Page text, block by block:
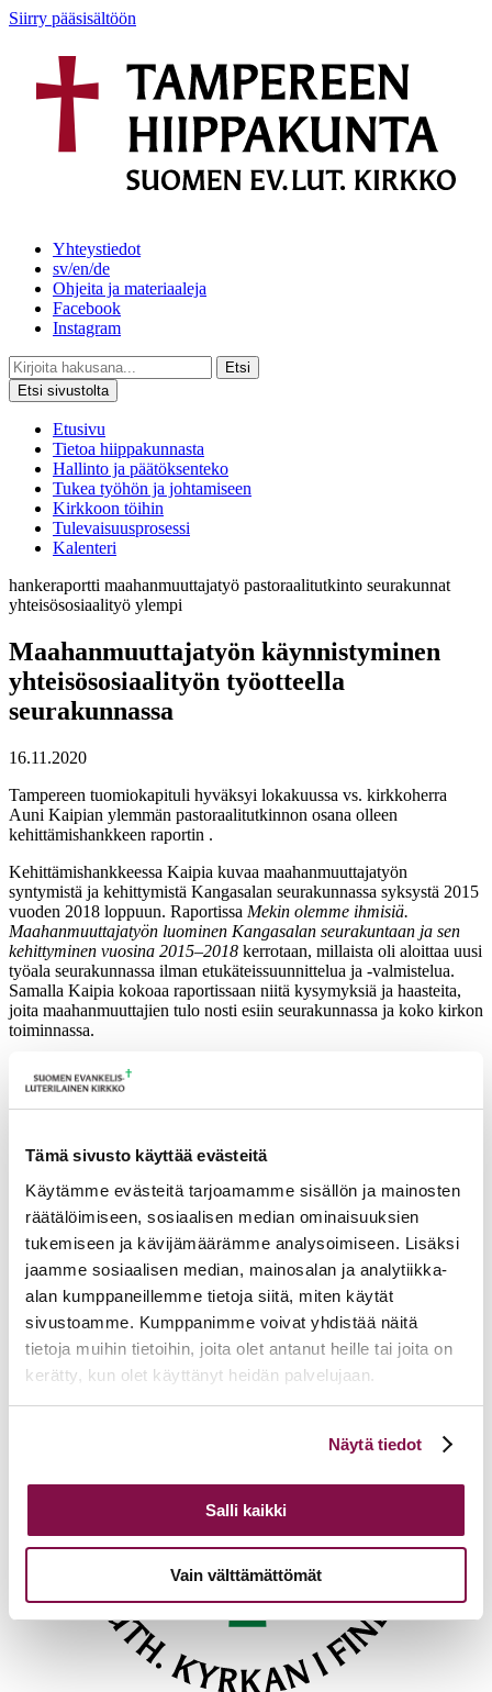
Tämä sivusto käyttää evästeitä
Käytämme evästeitä tarjoamamme sisällön ja mainosten
räätälöimiseen, sosiaalisen median ominaisuuksien
tukemiseen ja kävijämäärämme analysoimiseen. Lisäksi
jaamme sosiaalisen median, mainosalan ja analytiikka-
alan kumppaneillemme tietoja siitä, miten käytät
sivustoamme. Kumppanimme voivat yhdistää näitä
tietoja muihin tietoihin, joita olet antanut heille tai joita on
kerätty, kun olet käyttänyt heidän palvelujaan.
linkistä.
Näytä tiedot
Salli kaikki
Vain välttämättömät
Siirry pääsisältöön
Yhteystiedot
sv/en/de
Ohjeita ja materiaaleja
Facebook
Instagram
Etsi
Etsi sivustolta
Etusivu
Tietoa hiippakunnasta
Hallinto ja päätöksenteko
Tukea työhön ja johtamiseen
Kirkkoon töihin
Tulevaisuusprosessi
Kalenteri
hankeraportti maahanmuuttajatyö pastoraalitutkinto seurakunnat
yhteisösosiaalityö ylempi
Maahanmuuttajatyön käynnistyminen
yhteisösosiaalityön työotteella
seurakunnassa
16.11.2020
Tampereen tuomiokapituli hyväksyi lokakuussa vs. kirkkoherra
Auni Kaipian ylemmän pastoraalitutkinnon osana olleen
kehittämishankkeen raportin .
Kehittämishankkeessa Kaipia kuvaa maahanmuuttajatyön
syntymistä ja kehittymistä Kangasalan seurakunnassa syksystä 2015
vuoden 2018 loppuun. Raportissa Mekin olemme ihmisiä.
Maahanmuuttajatyön luominen Kangasalan seurakuntaan ja sen
kehittyminen vuosina 2015–2018 kerrotaan, millaista oli aloittaa uusi
työala seurakunnassa ilman etukäteissuunnittelua ja -valmistelua.
Samalla Kaipia kokoaa raportissaan niitä kysymyksiä ja haasteita,
joita maahanmuuttajien tulo nosti esiin seurakunnassa ja koko kirkon
toiminnassa.
Osa hankkeen raportista on nyt luettavissa täältä (linkki):
YHTEISÖSOSIAALITYÖ
Ajankohtaista
17.06.2026 Pelastetaan Namibian alkukirkko – yhdessä! –
Namibian kirkon varainkeruukampanja
15.06.2026 Hiippakunnan toimintakalenteri syksy 2026
Tuomiokapitulin päätöksiä 10.6.2026
Lisää ajankohtaista